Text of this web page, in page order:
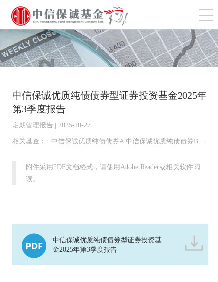
切
中信保诚优质纯债债券型证券投资基金2025年
第3季度报告
定期管理报告 | 2025-10-27
相关基金： 中信保诚优质纯债债券A 中信保诚优质纯债债券B 中信保诚优质纯债债券C 中信保诚优质纯债债券D 中信保诚优质纯债债券I
附件采用PDF文档格式，请使用Adobe Reader或相关软件阅
读。
中信保诚优质纯债债券型证券投资基
金2025年第3季度报告